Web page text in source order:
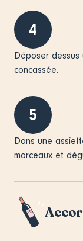
4
​​​​​​Déposer
concassée.
5
Dans une
morceaux et